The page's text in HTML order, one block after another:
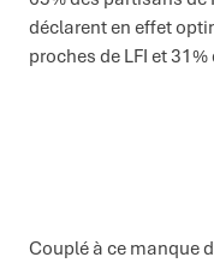
déclarent en effet
proches de LFI et
Couplé à ce manque